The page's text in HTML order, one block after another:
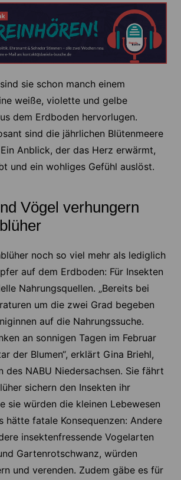
sie schon manch einem
weiße, violette und gelbe
dem Erdboden hervorlugen.
sind die jährlichen Blütenmeere
Anblick, der das Herz erwärmt,
und ein wohliges Gefühl auslöst.
Vögel verhungern
noch so viel mehr als lediglich
auf dem Erdboden: Für Insekten
Nahrungsquellen. „Bereits bei
um die zwei Grad begeben
auf die Nahrungssuche.
an sonnigen Tagen im Februar
der Blumen“, erklärt Gina Briehl,
des NABU Niedersachsen. Sie fährt
sichern den Insekten ihr
sie würden die kleinen Lebewesen
hätte fatale Konsequenzen: Andere
insektenfressende Vogelarten
Gartenrotschwanz, würden
und verenden. Zudem gäbe es für